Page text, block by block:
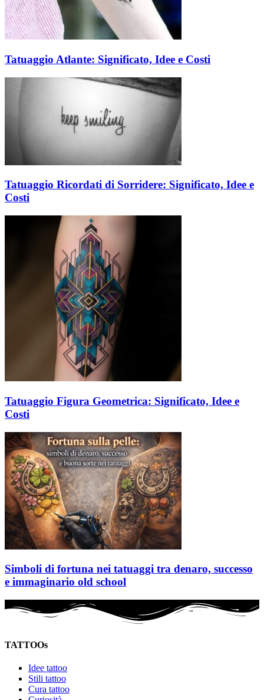
Tatuaggio Atlante: Significato, Idee e Costi
Tatuaggio Ricordati di Sorridere: Significato, Idee e
Costi
Tatuaggio Figura Geometrica: Significato, Idee e
Costi
Simboli di fortuna nei tatuaggi tra denaro, successo
e immaginario old school
TATTOOs
Idee tattoo
Stili tattoo
Cura tattoo